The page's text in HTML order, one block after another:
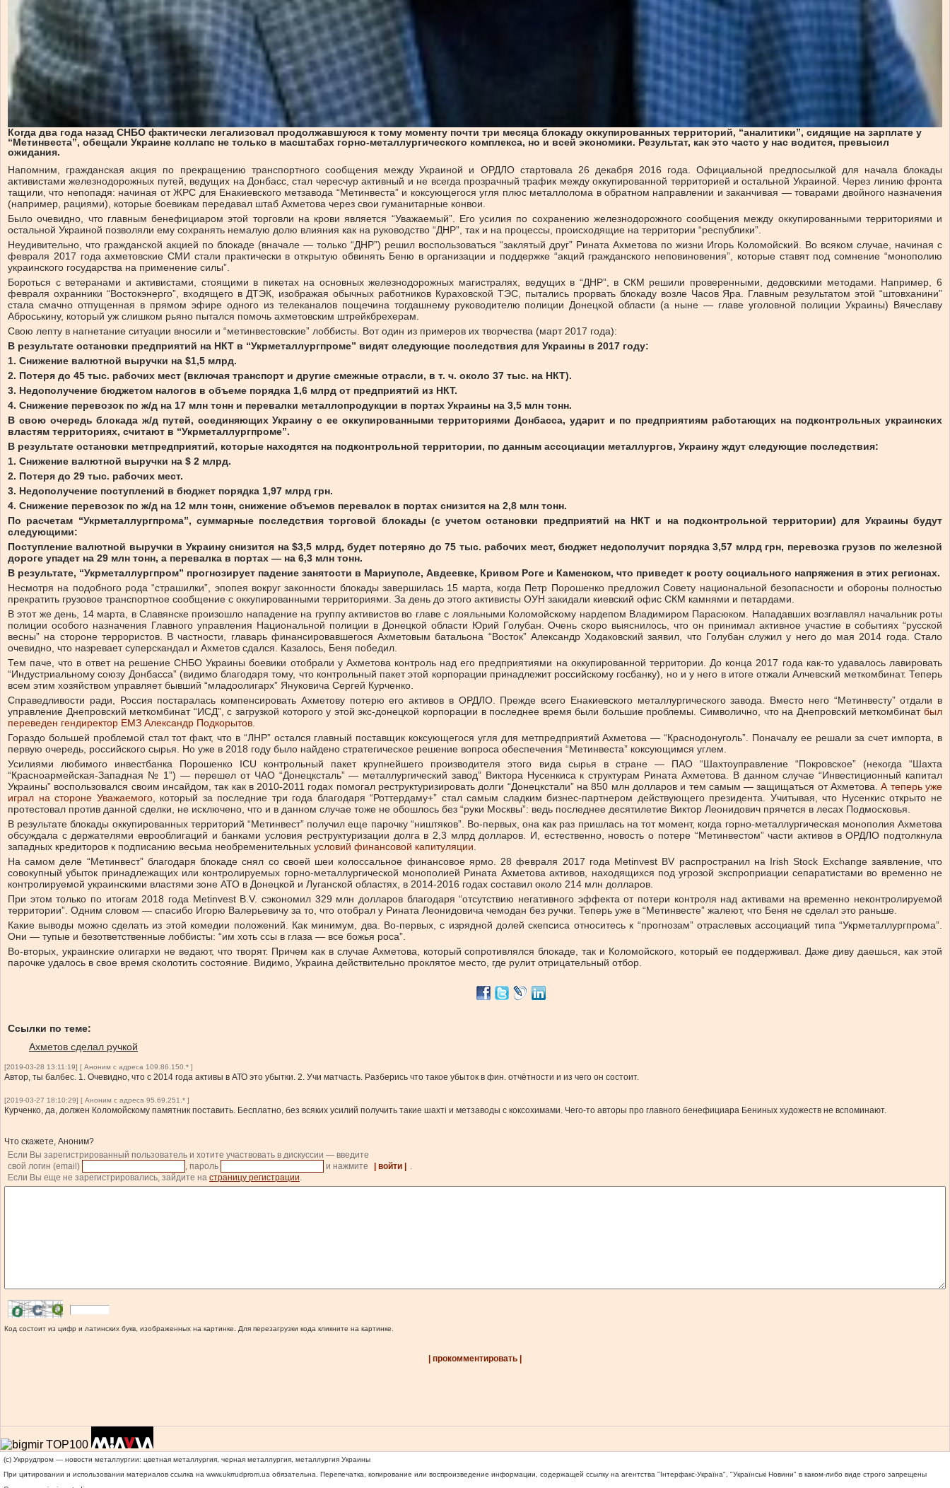
Когда два года назад СНБО фактически легализовал продолжавшуюся к тому моменту почти три месяца блокаду оккупированных территорий, “аналитики”, сидящие на зарплате у
“Метинвеста”, обещали Украине коллапс не только в масштабах горно-металлургического комплекса, но и всей экономики. Результат, как это часто у нас водится, превысил
ожидания.
Напомним, гражданская акция по прекращению транспортного сообщения между Украиной и ОРДЛО стартовала 26 декабря 2016 года. Официальной предпосылкой для начала блокады
активистами железнодорожных путей, ведущих на Донбасс, стал чересчур активный и не всегда прозрачный трафик между оккупированной территорией и остальной Украиной. Через линию фронта
тащили, что непопадя: начиная от ЖРС для Енакиевского метзавода “Метинвеста” и коксующегося угля плюс металлолома в обратном направлении и заканчивая — товарами двойного назначения
(например, рациями), которые боевикам передавал штаб Ахметова через свои гуманитарные конвои.
Было очевидно, что главным бенефициаром этой торговли на крови является “Уважаемый”. Его усилия по сохранению железнодорожного сообщения между оккупированными территориями и
остальной Украиной позволяли ему сохранять немалую долю влияния как на руководство “ДНР”, так и на процессы, происходящие на территории “республики”.
Неудивительно, что гражданской акцией по блокаде (вначале — только “ДНР”) решил воспользоваться “заклятый друг” Рината Ахметова по жизни Игорь Коломойский. Во всяком случае, начиная с
февраля 2017 года ахметовские СМИ стали практически в открытую обвинять Беню в организации и поддержке “акций гражданского неповиновения”, которые ставят под сомнение “монополию
украинского государства на применение силы”.
Бороться с ветеранами и активистами, стоящими в пикетах на основных железнодорожных магистралях, ведущих в “ДНР”, в СКМ решили проверенными, дедовскими методами. Например, 6
февраля охранники “Востокэнерго”, входящего в ДТЭК, изображая обычных работников Кураховской ТЭС, пытались прорвать блокаду возле Часов Яра. Главным результатом этой “штовханини”
стала смачно отпущенная в прямом эфире одного из телеканалов пощечина тогдашнему руководителю полиции Донецкой области (а ныне — главе уголовной полиции Украины) Вячеславу
Аброськину, который уж слишком рьяно пытался помочь ахметовским штрейкбрехерам.
Свою лепту в нагнетание ситуации вносили и “метинвестовские” лоббисты. Вот один из примеров их творчества (март 2017 года):
В результате остановки предприятий на НКТ в “Укрметаллургпроме” видят следующие последствия для Украины в 2017 году:
1. Снижение валютной выручки на $1,5 млрд.
2. Потеря до 45 тыс. рабочих мест (включая транспорт и другие смежные отрасли, в т. ч. около 37 тыс. на НКТ).
3. Недополучение бюджетом налогов в объеме порядка 1,6 млрд от предприятий из НКТ.
4. Снижение перевозок по ж/д на 17 млн тонн и перевалки металлопродукции в портах Украины на 3,5 млн тонн.
В свою очередь блокада ж/д путей, соединяющих Украину с ее оккупированными территориями Донбасса, ударит и по предприятиям работающих на подконтрольных украинских
властям территориях, считают в “Укрметаллургпроме”.
В результате остановки метпредприятий, которые находятся на подконтрольной территории, по данным ассоциации металлургов, Украину ждут следующие последствия:
1. Снижение валютной выручки на $ 2 млрд.
2. Потеря до 29 тыс. рабочих мест.
3. Недополучение поступлений в бюджет порядка 1,97 млрд грн.
4. Снижение перевозок по ж/д на 12 млн тонн, снижение объемов перевалок в портах снизится на 2,8 млн тонн.
По расчетам “Укрметаллургпрома”, суммарные последствия торговой блокады (с учетом остановки предприятий на НКТ и на подконтрольной территории) для Украины будут
следующими:
Поступление валютной выручки в Украину снизится на $3,5 млрд, будет потеряно до 75 тыс. рабочих мест, бюджет недополучит порядка 3,57 млрд грн, перевозка грузов по железной
дороге упадет на 29 млн тонн, а перевалка в портах — на 6,3 млн тонн.
В результате, “Укрметаллургпром” прогнозирует падение занятости в Мариуполе, Авдеевке, Кривом Роге и Каменском, что приведет к росту социального напряжения в этих регионах.
Несмотря на подобного рода “страшилки”, эпопея вокруг законности блокады завершилась 15 марта, когда Петр Порошенко предложил Совету национальной безопасности и обороны полностью
прекратить грузовое транспортное сообщение с оккупированными территориями. За день до этого активисты ОУН закидали киевский офис СКМ камнями и петардами.
В этот же день, 14 марта, в Славянске произошло нападение на группу активистов во главе с лояльными Коломойскому нардепом Владимиром Парасюком. Нападавших возглавлял начальник роты
полиции особого назначения Главного управления Национальной полиции в Донецкой области Юрий Голубан. Очень скоро выяснилось, что он принимал активное участие в событиях “русской
весны” на стороне террористов. В частности, главарь финансировавшегося Ахметовым батальона “Восток” Александр Ходаковский заявил, что Голубан служил у него до мая 2014 года. Стало
очевидно, что назревает суперскандал и Ахметов сдался. Казалось, Беня победил.
Тем паче, что в ответ на решение СНБО Украины боевики отобрали у Ахметова контроль над его предприятиями на оккупированной территории. До конца 2017 года как-то удавалось лавировать
“Индустриальному союзу Донбасса” (видимо благодаря тому, что контрольный пакет этой корпорации принадлежит российскому госбанку), но и у него в итоге отжали Алчевский меткомбинат. Теперь
всем этим хозяйством управляет бывший “младоолигарх” Януковича Сергей Курченко.
Справедливости ради, Россия постаралась компенсировать Ахметову потерю его активов в ОРДЛО. Прежде всего Енакиевского металлургического завода. Вместо него “Метинвесту” отдали в
управление Днепровский меткомбинат “ИСД”, с загрузкой которого у этой экс-донецкой корпорации в последнее время были большие проблемы. Символично, что на Днепровский меткомбинат был
переведен гендиректор ЕМЗ Александр Подкорытов
Гораздо большей проблемой стал тот факт, что в “ЛНР” остался главный поставщик коксующегося угля для метпредприятий Ахметова — “Краснодонуголь”. Поначалу ее решали за счет импорта, в
первую очередь, российского сырья. Но уже в 2018 году было найдено стратегическое решение вопроса обеспечения “Метинвеста” коксующимся углем.
Усилиями любимого инвестбанка Порошенко ICU контрольный пакет крупнейшего производителя этого вида сырья в стране — ПАО “Шахтоуправление “Покровское” (некогда “Шахта
“Красноармейская-Западная № 1”) — перешел от ЧАО “Донецксталь” — металлургический завод” Виктора Нусенкиса к структурам Рината Ахметова. В данном случае “Инвестиционный капитал
Украины” воспользовался своим инсайдом, так как в 2010-2011 годах помогал реструктуризировать долги “Донецкстали” на 850 млн долларов и тем самым — защищаться от Ахметова.А теперь уже
играл на стороне Уважаемого, который за последние три года благодаря “Роттердаму+” стал самым сладким бизнес-партнером действующего президента. Учитывая, что Нусенкис открыто не
протестовал против данной сделки, не исключено, что и в данном случае тоже не обошлось без “руки Москвы”: ведь последнее десятилетие Виктор Леонидович прячется в лесах Подмосковья.
В результате блокады оккупированных территорий “Метинвест” получил еще парочку “ништяков”. Во-первых, она как раз пришлась на тот момент, когда горно-металлургическая монополия Ахметова
обсуждала с держателями еврооблигаций и банками условия реструктуризации долга в 2,3 млрд долларов. И, естественно, новость о потере “Метинвестом” части активов в ОРДЛО подтолкнула
западных кредиторов к подписанию весьма необременительных условий финансовой капитуляции
На самом деле “Метинвест” благодаря блокаде снял со своей шеи колоссальное финансовое ярмо. 28 февраля 2017 года Metinvest BV распространил на Irish Stock Exchange заявление, что
совокупный убыток принадлежащих или контролируемых горно-металлургической монополией Рината Ахметова активов, находящихся под угрозой экспроприации сепаратистами во временно не
контролируемой украинскими властями зоне АТО в Донецкой и Луганской областях, в 2014-2016 годах составил около 214 млн долларов.
При этом только по итогам 2018 года Metinvest B.V. сэкономил 329 млн долларов благодаря “отсутствию негативного эффекта от потери контроля над активами на временно неконтролируемой
территории”. Одним словом — спасибо Игорю Валерьевичу за то, что отобрал у Рината Леонидовича чемодан без ручки. Теперь уже в “Метинвесте” жалеют, что Беня не сделал это раньше.
Какие выводы можно сделать из этой комедии положений. Как минимум, два. Во-первых, с изрядной долей скепсиса относитесь к “прогнозам” отраслевых ассоциаций типа “Укрметаллургпрома”.
Они — тупые и безответственные лоббисты: “им хоть ссы в глаза — все божья роса”.
Во-вторых, украинские олигархи не ведают, что творят. Причем как в случае Ахметова, который сопротивлялся блокаде, так и Коломойского, который ее поддерживал. Даже диву даешься, как этой
парочке удалось в свое время сколотить состояние. Видимо, Украина действительно проклятое место, где рулит отрицательный отбор.
Ссылки по теме:
Ахметов сделал ручкой
[2019-03-28 13:11:19] [ Аноним с адреса 109.86.150.* ]
Автор, ты балбес. 1. Очевидно, что с 2014 года активы в АТО это убытки. 2. Учи матчасть. Разберись что такое убыток в фин. отчётности и из чего он состоит.
[2019-03-27 18:10:29] [ Аноним с адреса 95.69.251.* ]
Курченко, да, должен Коломойскому памятник поставить. Бесплатно, без всяких усилий получить такие шахті и метзаводы с коксохимами. Чего-то авторы про главного бенефициара Бениных художеств не вспоминают.
Что скажете, Аноним?
Если Вы зарегистрированный пользователь и хотите участвовать в дискуссии — введите
свой логин (email)
, пароль и нажмите | войти |
.
Если Вы еще не зарегистрировались, зайдите на страницу регистрации.
Код состоит из цифр и латинских букв, изображенных на картинке. Для перезагрузки кода кликните на картинке.
| прокомментировать |
(c) Укррудпром — новости металлургии: цветная металлургия, черная металлургия, металлургия Украины
При цитировании и использовании материалов ссылка на www.ukrrudprom.ua обязательна. Перепечатка, копирование или воспроизведение информации, содержащей ссылку на агентства "Iнтерфакс-Україна", "Українськi Новини" в каком-либо виде строго запрещены